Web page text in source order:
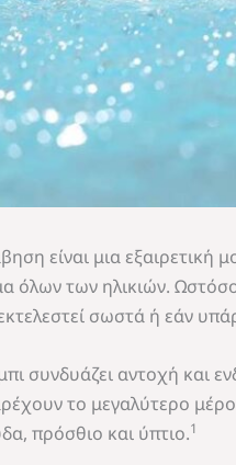
είναι μια εξαιρετική
όλων των ηλικιών.
σωστά ή εάν
συνδυάζει αντοχή και
το μεγαλύτερο
πρόσθιο και ύπτιο.1